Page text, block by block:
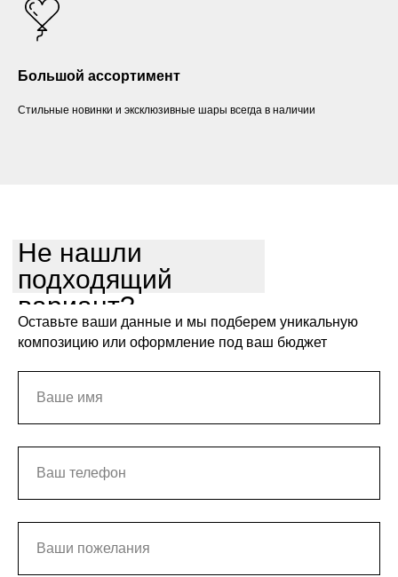
Большой ассортимент
Стильные новинки и эксклюзивные шары всегда в наличии
Не нашли
подходящий
вариант?
Оставьте ваши данные и мы подберем уникальную
композицию или оформление под ваш бюджет